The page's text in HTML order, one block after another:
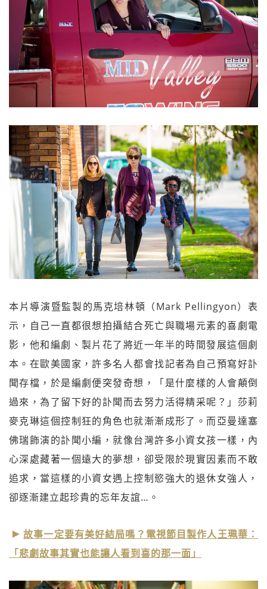
本片導演暨監製的馬克培林頓（Mark Pellingyon）表
示，自己一直都很想拍攝結合死亡與職場元素的喜劇電
影，他和編劇、製片花了將近一年半的時間發展這個劇
本。在歐美國家，許多名人都會找記者為自己預寫好訃
聞存檔，於是編劇便突發奇想，「是什麼樣的人會顛倒
過來，為了留下好的訃聞而去努力活得精采呢？」莎莉
麥克琳這個控制狂的角色也就漸漸成形了。而亞曼達塞
佛瑞飾演的訃聞小編，就像台灣許多小資女孩一樣，內
心深處藏著一個遠大的夢想，卻受限於現實因素而不敢
追求，當這樣的小資女遇上控制慾強大的退休女強人，
卻逐漸建立起珍貴的忘年友誼…。
故事一定要有美好結局嗎？電視節目製作人王珮華：
「悲劇故事其實也能讓人看到喜的那一面」